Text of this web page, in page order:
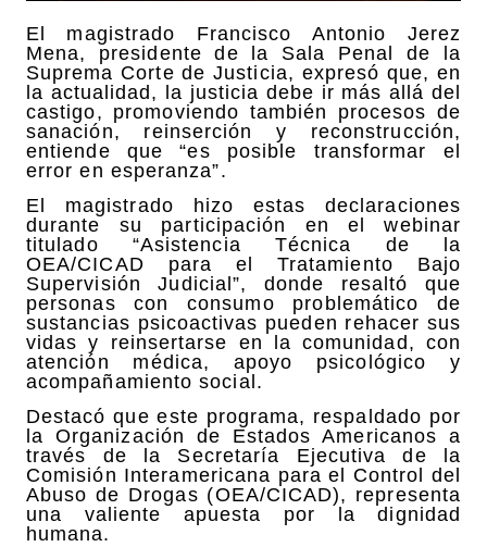
El magistrado Francisco Antonio Jerez
Mena, presidente de la Sala Penal de la
Suprema Corte de Justicia, expresó que, en
la actualidad, la justicia debe ir más allá del
castigo, promoviendo también procesos de
sanación, reinserción y reconstrucción,
entiende que “es posible transformar el
error en esperanza”.
El magistrado hizo estas declaraciones
durante su participación en el webinar
titulado “Asistencia Técnica de la
OEA/CICAD para el Tratamiento Bajo
Supervisión Judicial”, donde resaltó que
personas con consumo problemático de
sustancias psicoactivas pueden rehacer sus
vidas y reinsertarse en la comunidad, con
atención médica, apoyo psicológico y
acompañamiento social.
Destacó que este programa, respaldado por
la Organización de Estados Americanos a
través de la Secretaría Ejecutiva de la
Comisión Interamericana para el Control del
Abuso de Drogas (OEA/CICAD), representa
una valiente apuesta por la dignidad
humana.